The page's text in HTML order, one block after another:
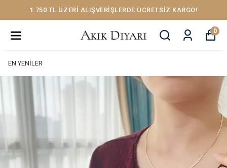
1.750 TL ÜZERİ ALIŞVERİŞLERDE ÜCRETSİZ KARGO!
0
EN YENİLER